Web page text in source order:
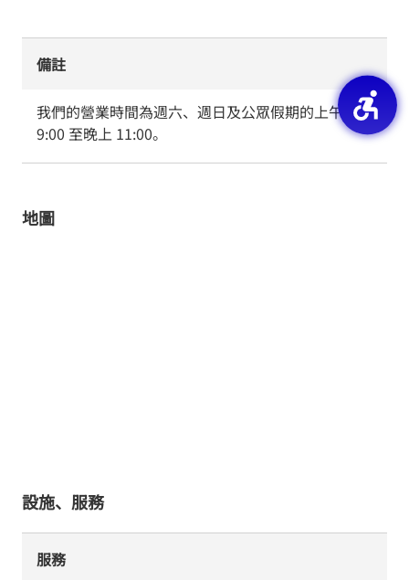
備註
我們的營業時間為週六、週日及公眾假期的上午
9:00 至晚上 11:00。
地圖
設施、服務
服務